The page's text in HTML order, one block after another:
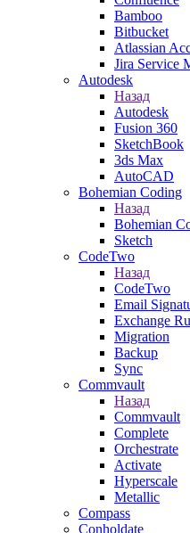
Bamboo
Bitbucket
Atlassian
Jira Service
Autodesk
Назад
Autodesk
Fusion 360
SketchBook
3ds Max
AutoCAD
Bohemian Coding
Назад
Bohemian
Sketch
CodeTwo
Назад
CodeTwo
Email
Exchange
Migration
Backup
Sync
Commvault
Назад
Commvault
Complete
Orchestrate
Activate
Hyperscale
Metallic
Compass
Conholdate